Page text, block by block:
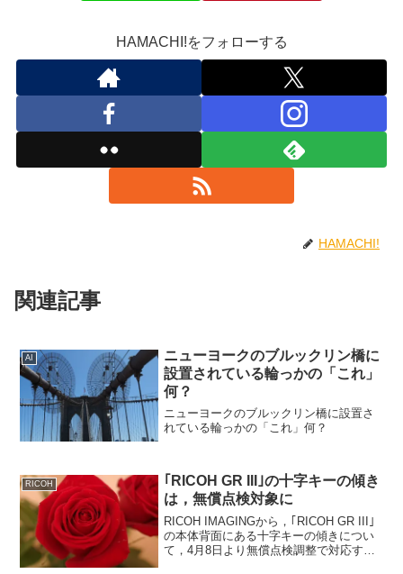
HAMACHI!をフォローする
HAMACHI!
関連記事
AI
ニューヨークのブルックリン橋に
設置されている輪っかの「これ」
何？
ニューヨークのブルックリン橋に設置さ
れている輪っかの「これ」何？
RICOH
｢RICOH GR III｣の十字キーの傾き
は，無償点検対象に
RICOH IMAGINGから，｢RICOH GR III｣
の本体背面にある十字キーの傾きについ
て，4月8日より無償点検調整で対応する